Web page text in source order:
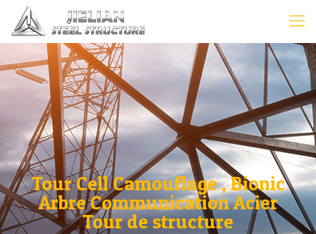
Tour Cell Camouflage , Bionic
Arbre Communication Acier
Tour de structure